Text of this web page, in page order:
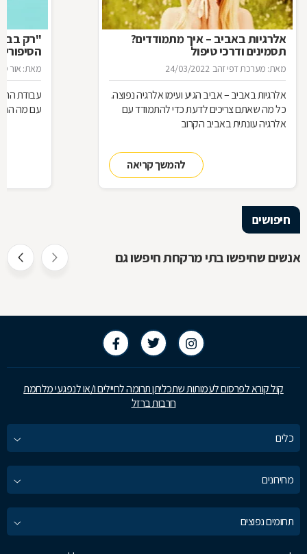
אלרגיות באביב – איך מתמודדים?
תסמינים ודרכי טיפול
מאת: מערכת דפי זהב 24/03/2022
אלרגיות באביב – אביב הגיע ועימו אלרגיה נפוצה.
כל מה שאתם צריכים לדעת כדי להתמודד עם
אלרגיה עונתית באביב הקרוב
להמשך קריאה
"רק
מאת: אור
עבודת
עם מה הם
חיפושים
אנשים שחיפשו בתי מרקחת חיפשו גם
קול קורא לפרסום לעמותות שתכליתן תרומה לחיילים ו/או לנפגעי מלחמת
חרבות ברזל
כלים
מחירונים
תחומים נפוצים